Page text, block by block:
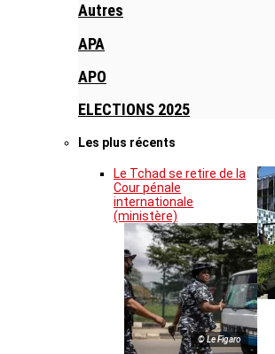
Autres
APA
APO
ELECTIONS 2025
Les plus récents
Le Tchad se retire de la
Cour pénale
internationale
(ministère)
© Le Figaro